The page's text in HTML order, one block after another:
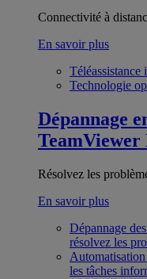
Connectivité à
En savoir plus
Téléassistance
Technologie
Dépannage
TeamViewer
Résolvez les
En savoir plus
Dépannage
résolvez les
les tâches